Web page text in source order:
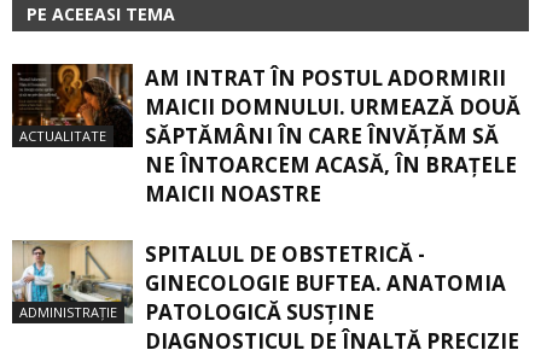
PE ACEEASI TEMA
ACTUALITATE
AM INTRAT ÎN POSTUL ADORMIRII
MAICII DOMNULUI. URMEAZĂ DOUĂ
SĂPTĂMÂNI ÎN CARE ÎNVĂŢĂM SĂ
NE ÎNTOARCEM ACASĂ, ÎN BRAŢELE
MAICII NOASTRE
ADMINISTRAȚIE
SPITALUL DE OBSTETRICĂ -
GINECOLOGIE BUFTEA. ANATOMIA
PATOLOGICĂ SUSŢINE
DIAGNOSTICUL DE ÎNALTĂ PRECIZIE